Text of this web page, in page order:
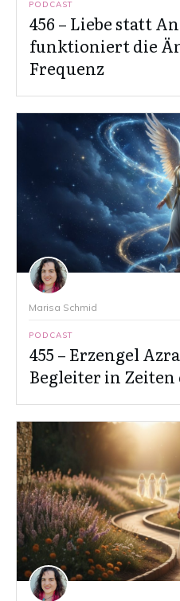
PODCAST
456 – Liebe statt
funktioniert die
Frequenz
Marisa Schmid
PODCAST
455 – Erzengel
Begleiter in Zeiten